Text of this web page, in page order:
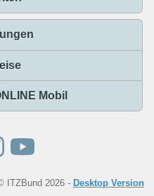
Mobil
ITZBund 2026 - Desktop Version